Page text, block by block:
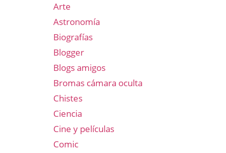
Arte
Astronomía
Biografías
Blogger
Blogs amigos
Bromas cámara oculta
Chistes
Ciencia
Cine y películas
Comic